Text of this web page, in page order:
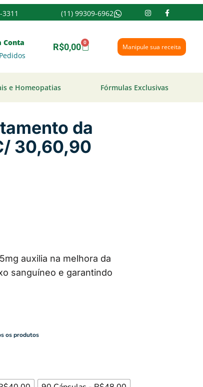
(11) 99309-6962
Conta
R$0,00 0 Manipule sua receita
e Homeopatias Fórmulas Exclusivas
da
30,60,90
auxilia na melhora da
sanguíneo e garantindo
os produtos